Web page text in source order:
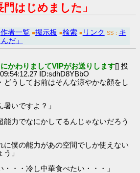
はじめました」
作者一覧 ■掲示板 ■検索 ■ リンク SS： キ
だ」
かわりましてVIPがお送りします[] 投
ID:sdhD8YBbO
どうしてお前はそんな涼やかな顔をし
いですよ？」
能力でなにかしてるんじゃないだろう
に僕の能力があの空間でしか使えない
」
・・冷し中華食べたい・・・」